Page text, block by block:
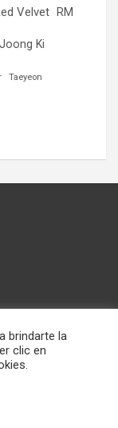
Velvet RM
Ki
Taeyeon
brindarte la
clic en